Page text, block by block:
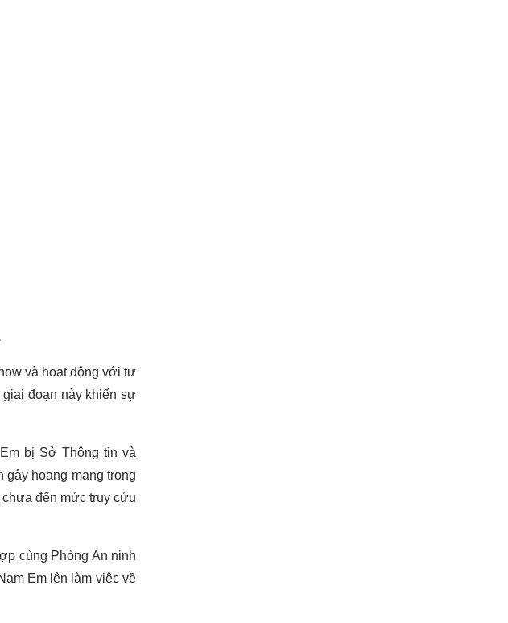
và hoạt động với tư
đoạn này khiến sự
bị Sở Thông tin và
gây hoang mang trong
đến mức truy cứu
cùng Phòng An ninh
Em lên làm việc về